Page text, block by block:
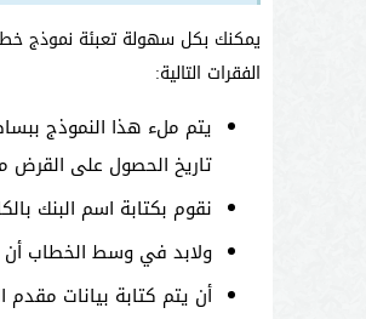
يمكنك بكل سهولة تعبئة نموذج
الفقرات التالية:
يتم ملء هذا النموذج
تاريخ الحصول على القرض
نقوم بكتابة اسم البنك
ولابد في وسط الخطاب أن
أن يتم كتابة بيانات